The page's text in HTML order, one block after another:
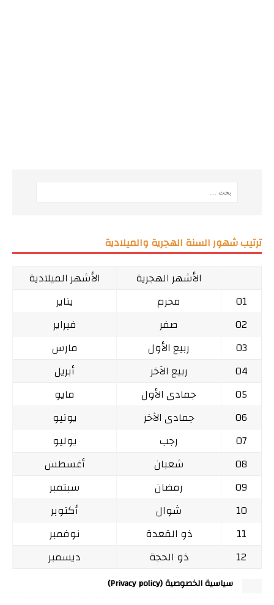
ترتيب شهور السنة الهجرية والميلادية
الأشهر الهجرية
الأشهر الميلادية
01
محرم
يناير
02
صفر
فبراير
03
ربيع الأول
مارس
04
ربيع الآخر
أبريل
05
جمادى الأول
مايو
06
جمادى الآخر
يونيو
07
رجب
يوليو
08
شعبان
أغسطس
09
رمضان
سبتمبر
10
شوال
أكتوبر
11
ذو القعدة
نوفمبر
12
ذو الحجة ديسمبر
سياسية الخصوصية (Privacy policy)